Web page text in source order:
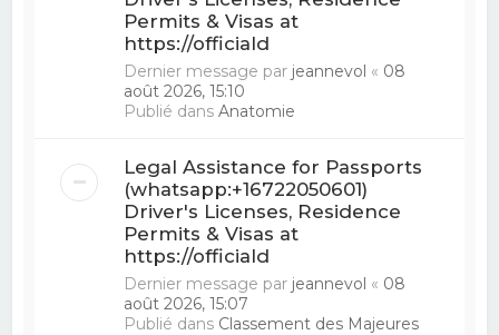
Permits & Visas at
https://officiald
Dernier message par jeannevol « 08
août 2026, 15:10
Publié dansAnatomie
Legal Assistance for Passports
(whatsapp:+16722050601)
Driver's Licenses, Residence
Permits & Visas at
https://officiald
Dernier message par jeannevol « 08
août 2026, 15:07
Publié dans Classement des Majeures